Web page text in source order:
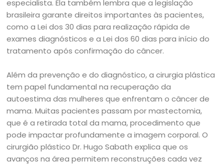
especialista. Ela também lembra que a legislação
brasileira garante direitos importantes às pacientes,
como a Lei dos 30 dias para realização rápida de
exames diagnósticos e a Lei dos 60 dias para início do
tratamento após confirmação do câncer.
Além da prevenção e do diagnóstico, a cirurgia plástica
tem papel fundamental na recuperação da
autoestima das mulheres que enfrentam o câncer de
mama. Muitas pacientes passam por mastectomia,
que é a retirada total da mama, procedimento que
pode impactar profundamente a imagem corporal. O
cirurgião plástico Dr. Hugo Sabath explica que os
avanços na área permitem reconstruções cada vez